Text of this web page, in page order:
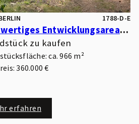
1788-D-E
Hochwertiges Entwicklungsareal mit Park- und Wasserlage – optimal für kleinteilige Wohnbebauung
zu kaufen
ca. 966 m²
360.000 €
erfahren